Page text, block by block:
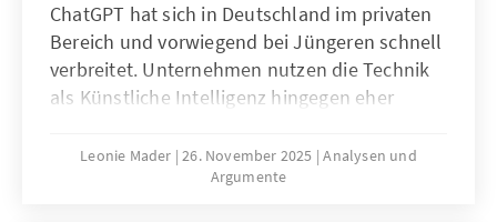
ChatGPT hat sich in Deutschland im privaten
Bereich und vorwiegend bei Jüngeren schnell
verbreitet. Unternehmen nutzen die Technik
als Künstliche Intelligenz hingegen eher
hierfür sind nicht nur technische
Eigenschaften von ChatGPT, sondern auch
Leonie Mader 26. November 2025 Analysen und
Argumente